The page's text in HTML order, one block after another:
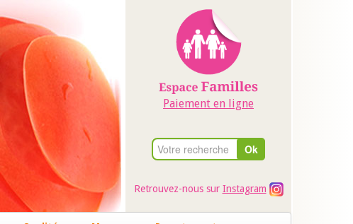
Paiement en ligne
Retrouvez-nous sur Instagram